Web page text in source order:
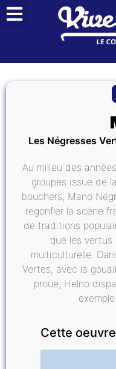
Les Négresses
Au milieu des
groupes issue de
bouchers, Mano
regonfler la scène
de traditions
que les vertus
multiculturelle.
Vertes, avec la
proue, Helno
Cette